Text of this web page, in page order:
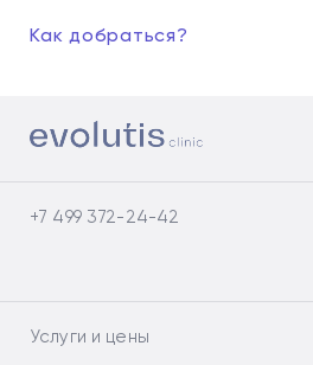
Как добраться?
+7 499 372-24-42
Услуги и цены